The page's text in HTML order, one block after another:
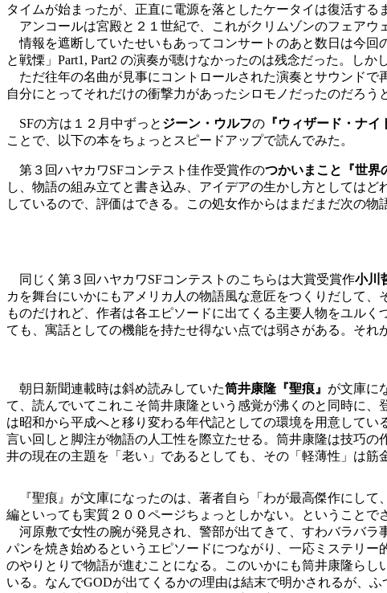
タイムが始まったが、正直に電源を落としたケータイは復活す
アンコールは宮殿と２１世紀で、これがクリムゾンのフェアウ
情報を遮断していたせいもあってコンサートのあと数日は今回
と戦慄」Part1, Part2 の演奏が聴けなかったのは残念だった。し
ただ往年の名曲が見事にコントロールされた演奏とサウンドで
自分にとってそれだけの衝撃力があったシロモノだったのだろう
SFの方は１２月中ずっと ジーン・ウルフの 『ウィザード・ナ
ことで、以下の本をちょっとスピードアップで読んでみた。
第３回ハヤカワSFコンテスト佳作受賞作のつかいまこと『世界
し、物語の組み立てと書き込み、アイデアの生かし方としては
しているので、評価はできる。この処女作からはまだまだ次の物
同じく第３回ハヤカワSFコンテストのこちらは大賞受賞作小川
カを舞台にいかにもアメリカ人の物語風な意匠をつくりだして
ものだけれど、作者は各エピソードに出てくる主要人物をユル
ても、寓話としての機能を持たせ得ない点では弱さがある。それ
朝日新聞連載時は斜め読みしていた筒井康隆『聖痕』 が文庫に
て、読んでいてこれこそ筒井康隆という感覚が沸くのと同時に
は昭和から平成へと移り変わる年代記としての環境を用意して
言い回しと脚注が物語の人工性を際立たせる。筒井康隆は技巧
井の現在の主題を「老い」であるとしても、その「軽薄性」は
『聖痕』が文庫になったのは、著者自ら「わが最高傑作にして
編といっても実質２００ページちょっとしかない。ということで
河原敷で女性の腕が発見され、警部が出てきて、すわバラバラ
パンを焼き始めるというエピソードにつながり、一応ミステリ
のやりとりで物語が進むことになる。このいかにも筒井康隆ら
いる。なんでGODが出てくるかの理由は結末で明かされるが、